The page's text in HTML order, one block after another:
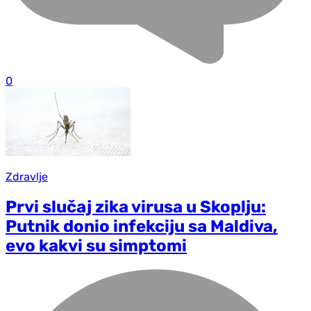
0
Zdravlje
Prvi slučaj zika virusa u Skoplju:
Putnik donio infekciju sa Maldiva,
evo kakvi su simptomi